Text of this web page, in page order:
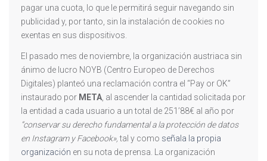
pagar una cuota, lo que le permitirá seguir navegando sin
publicidad y, por tanto, sin la instalación de cookies no
exentas en sus dispositivos.
El pasado mes de noviembre, la organización austriaca sin
ánimo de lucro NOYB (Centro Europeo de Derechos
Digitales) planteó una reclamación contra el “Pay or OK”
instaurado por META , al ascender la cantidad solicitada por
la entidad a cada usuario a un total de 251’88€ al año por
“conservar su derecho fundamental a la protección de datos
en Instagram y Facebook»,tal y como señala la propia
organización en su nota de prensa. La organización